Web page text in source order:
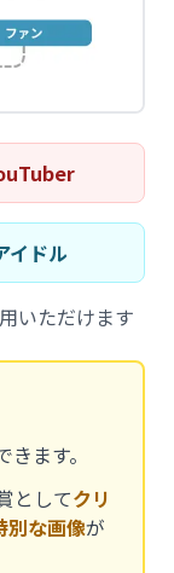
イドル
いただけます
ます。
としてクリ
別な画像が